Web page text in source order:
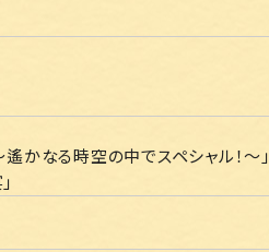
かなる時空の中でスペシャル！～」